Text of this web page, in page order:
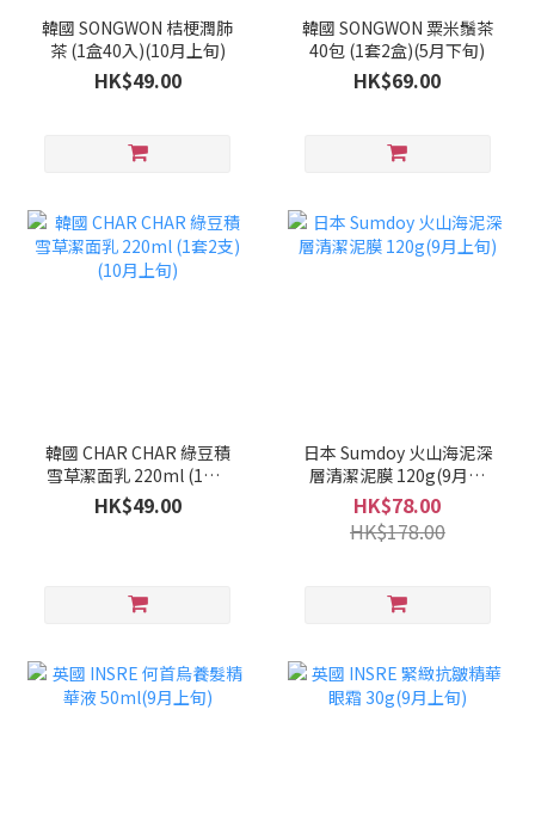
韓國 SONGWON 桔梗潤肺
茶 (1盒40入)(10月上旬)
HK$49.00
韓國 SONGWON 粟米鬚茶
40包 (1套2盒)(5月下旬)
HK$69.00
韓國 CHAR CHAR 綠豆積
雪草潔面乳 220ml (1套2
支)(10月上旬)
HK$49.00
日本 Sumdoy 火山海泥深
層清潔泥膜 120g(9月上
旬)
HK$78.00
HK$178.00